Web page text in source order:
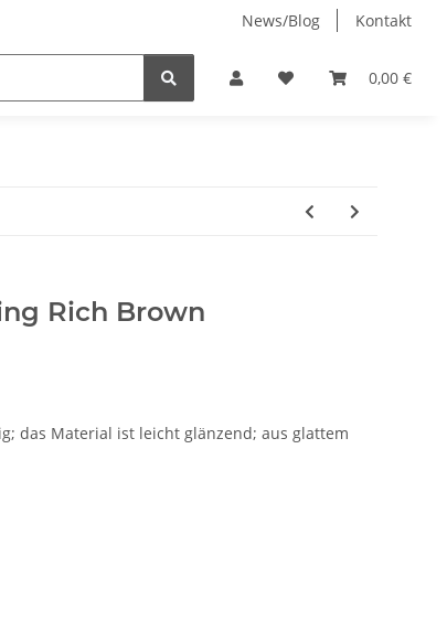
News/Blog Kontakt
0,00 €
(made in Germany)
Rich Brown
das Material ist leicht glänzend; aus glattem